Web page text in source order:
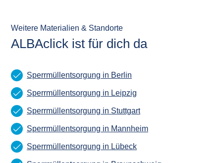
Weitere Materialien & Standorte
ALBAclick ist für dich da
Sperrmüllentsorgung in Berlin
Sperrmüllentsorgung in Leipzig
Sperrmüllentsorgung in Stuttgart
Sperrmüllentsorgung in Mannheim
Sperrmüllentsorgung in Lübeck